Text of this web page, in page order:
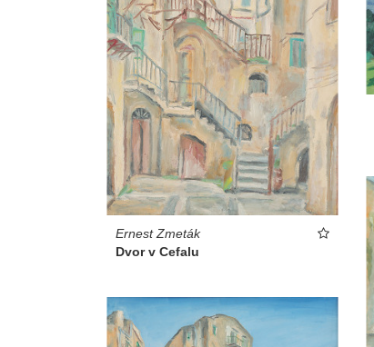
Ernest Zmeták
Dvor v Cefalu